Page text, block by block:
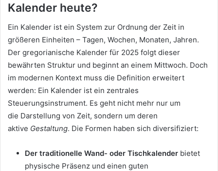
Kalender heute?
Ein Kalender ist ein System zur Ordnung der Zeit in
größeren Einheiten – Tagen, Wochen, Monaten, Jahren.
Der gregorianische Kalender für 2025 folgt dieser
bewährten Struktur und beginnt an einem Mittwoch. Doch
im modernen Kontext muss die Definition erweitert
werden: Ein Kalender ist ein zentrales
Steuerungsinstrument. Es geht nicht mehr nur um
die Darstellung von Zeit, sondern um deren
aktive Gestaltung. Die Formen haben sich diversifiziert:
Der traditionelle Wand- oder Tischkalender bietet
physische Präsenz und einen guten